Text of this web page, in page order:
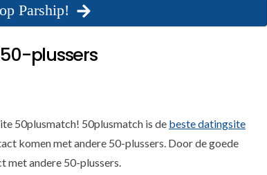
Parship!
plussers
50plusmatch! 50plusmatch is de beste datingsite
komen met andere 50-plussers. Door de goede
met andere 50-plussers.